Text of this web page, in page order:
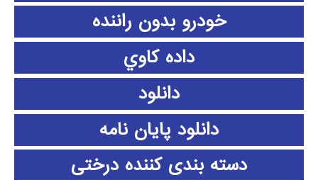
خودرو بدون راننده
داده كاوي
دانلود
دانلود پايان نامه
دسته بندی کننده درختی